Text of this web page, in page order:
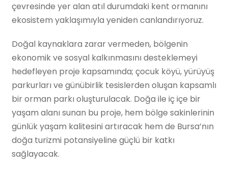
çevresinde yer alan atıl durumdaki kent ormanını
ekosistem yaklaşımıyla yeniden canlandırıyoruz.
Doğal kaynaklara zarar vermeden, bölgenin
ekonomik ve sosyal kalkınmasını desteklemeyi
hedefleyen proje kapsamında; çocuk köyü, yürüyüş
parkurları ve günübirlik tesislerden oluşan kapsamlı
bir orman parkı oluşturulacak. Doğa ile iç içe bir
yaşam alanı sunan bu proje, hem bölge sakinlerinin
günlük yaşam kalitesini artıracak hem de Bursa’nın
doğa turizmi potansiyeline güçlü bir katkı
sağlayacak.